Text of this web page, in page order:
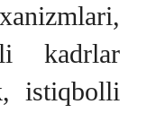
kadrlar
istiqbolli